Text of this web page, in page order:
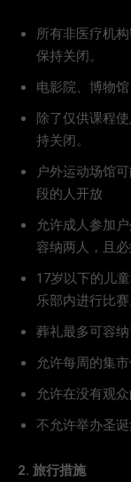
所有非医疗机
保持关闭。
电影院、博物
除了仅供课程
持关闭。
户外运动场馆
段的人开放
允许成人参加
容纳两人，且必
17岁以下的儿
乐部内进行比赛
葬礼最多可容纳
允许每周的集市
允许在没有观
不允许举办圣诞
2. 旅行措施